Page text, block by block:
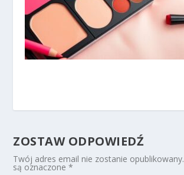
ZOSTAW ODPOWIEDŹ
Twój adres email nie zostanie opublikowany.
są oznaczone*